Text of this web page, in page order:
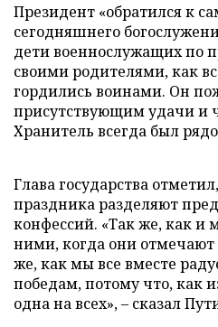
Президент «обратился к
сегодняшнего
дети военнослужащих по
своими родителями, как
гордились воинами. Он
присутствующим удачи и
Хранитель всегда был
Глава государства
праздника разделяют
конфессий. «Так же, как и
ними, когда они отмечают
же, как мы все вместе
победам, потому что, как
одна на всех», – сказал